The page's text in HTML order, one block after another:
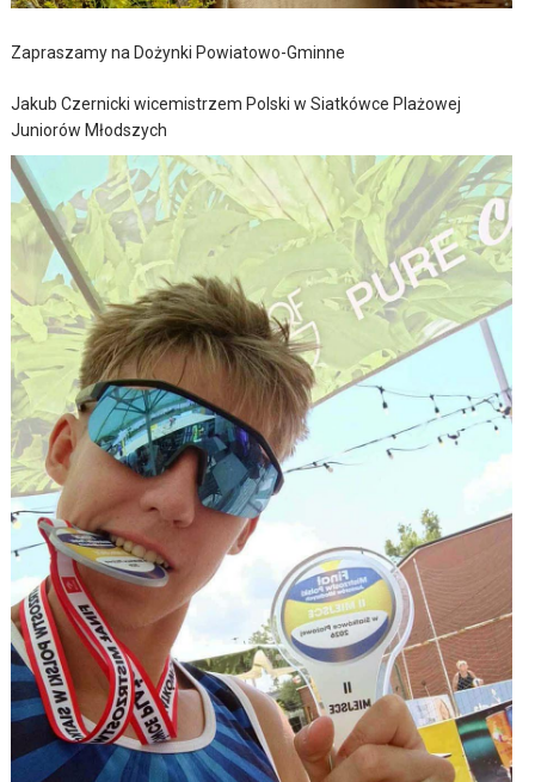
Zapraszamy na Dożynki Powiatowo-Gminne
Jakub Czernicki wicemistrzem Polski w Siatkówce Plażowej
Juniorów Młodszych